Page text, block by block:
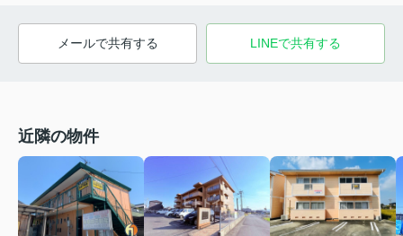
メールで共有する LINEで共有する
近隣の物件